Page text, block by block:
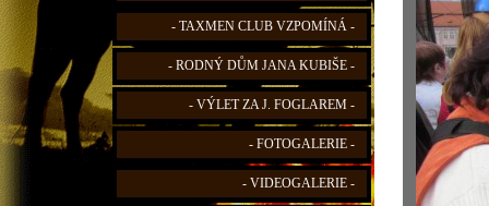
- TAXMEN CLUB VZPOMÍNÁ -
- RODNÝ DŮM JANA KUBIŠE -
- VÝLET ZA J. FOGLAREM -
- FOTOGALERIE -
- VIDEOGALERIE -